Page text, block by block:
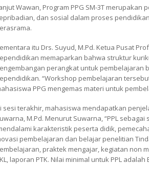
Wawan, Program PPG SM-3T
dan sosial dalam proses
itu Drs. Suyud, M.Pd. Ketua Pusat
memaparkan bahwa struktur
perangkat untuk pembelajaran
“Workshop pembelajaran
PPG mengemas materi untuk
sesi terakhir, mahasiswa mendapatkan
M.Pd. Menurut Suwarna, “PPL
karakteristik peserta didik,
pembelajaran dan belajar penelitian
praktek mengajar, kegiatan non
laporan PTK. Nilai minimal untuk PPL